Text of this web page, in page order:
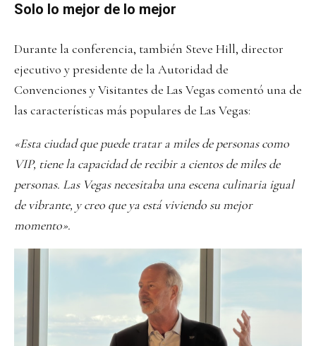
Solo lo mejor de lo mejor
Durante la conferencia, también Steve Hill, director
ejecutivo y presidente de la Autoridad de
Convenciones y Visitantes de Las Vegas comentó una de
las características más populares de Las Vegas:
«Esta ciudad que puede tratar a miles de personas como
VIP, tiene la capacidad de recibir a cientos de miles de
personas. Las Vegas necesitaba una escena culinaria igual
de vibrante, y creo que ya está viviendo su mejor
momento».